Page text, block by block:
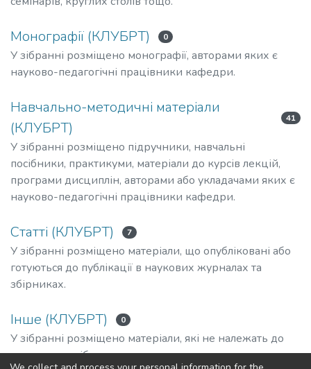
Монографії (КЛУБРТ) 0
У зібранні розміщено монографії, авторами яких є
науково-педагогічні працівники кафедри.
Навчально-методичні матеріали
(КЛУБРТ)
41
У зібранні розміщено підручники, навчальні
посібники, практикуми, матеріали до курсів лекцій,
програми дисциплін, авторами або укладачами яких є
науково-педагогічні працівники кафедри.
Статті (КЛУБРТ) 7
У зібранні розміщено матеріали, що опубліковані або
готуються до публікації в наукових журналах та
збірниках.
Інше (КЛУБРТ) 0
У зібранні розміщено матеріали, які не належать до
зазначених зібрань.